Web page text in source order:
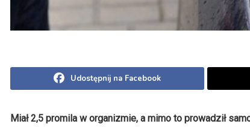
Udostępnij na Facebook
Miał 2,5 promila w organizmie, a mimo to prowadził